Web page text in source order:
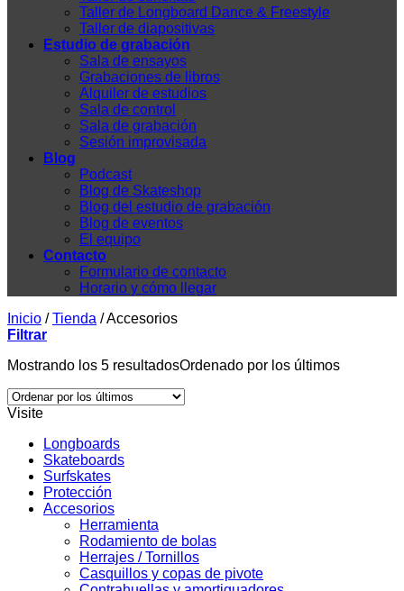
Taller de Longboard Dance & Freestyle
Taller de diapositivas
Estudio de grabación
Sala de ensayos
Grabaciones de libros
Alquiler de estudios
Sala de control
Sala de grabación
Sesión improvisada
Blog
Podcast
Blog de Skateshop
Blog del estudio de grabación
Blog de eventos
El equipo
Contacto
Formulario de contacto
Horario y cómo llegar
Inicio / Tienda /Accesorios
Filtrar
Mostrando los 5 resultadosOrdenado por los últimos
Visite
Longboards
Skateboards
Surfskates
Protección
Accesorios
Herramienta
Rodamiento de bolas
Herrajes / Tornillos
Casquillos y copas de pivote